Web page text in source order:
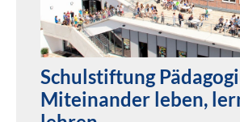
Schulstiftung
Miteinander leben,